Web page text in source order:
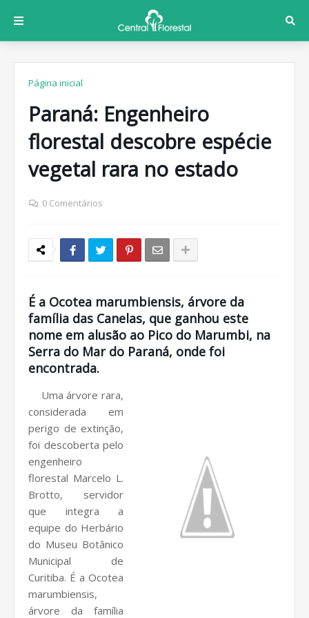
Página inicial
Paraná: Engenheiro
florestal descobre espécie
vegetal rara no estado
0 Comentários
É a Ocotea marumbiensis, árvore da
família das Canelas, que ganhou este
nome em alusão ao Pico do Marumbi, na
Serra do Mar do Paraná, onde foi
encontrada.
Uma árvore rara,
considerada em
perigo de extinção,
foi descoberta pelo
engenheiro
florestal Marcelo L.
Brotto, servidor
que integra a
equipe do Herbário
do Museu Botânico
Municipal de
Curitiba. É a Ocotea
marumbiensis,
árvore da família